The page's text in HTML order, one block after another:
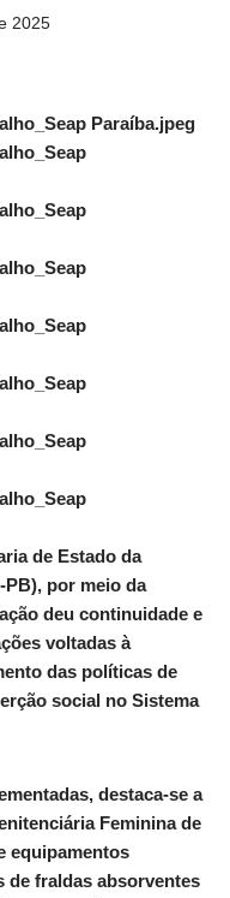
2025
de Estado da
por meio da
deu continuidade e
voltadas à
das políticas de
social no Sistema
destaca-se a
Feminina de
equipamentos
de fraldas absorventes